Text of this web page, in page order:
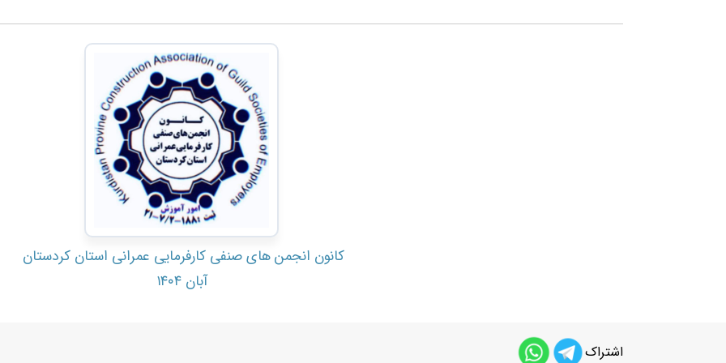
کانون انجمن های صنفی کارفرمایی عمرانی استان کردستان
آبان ۱۴۰۴
اشتراک